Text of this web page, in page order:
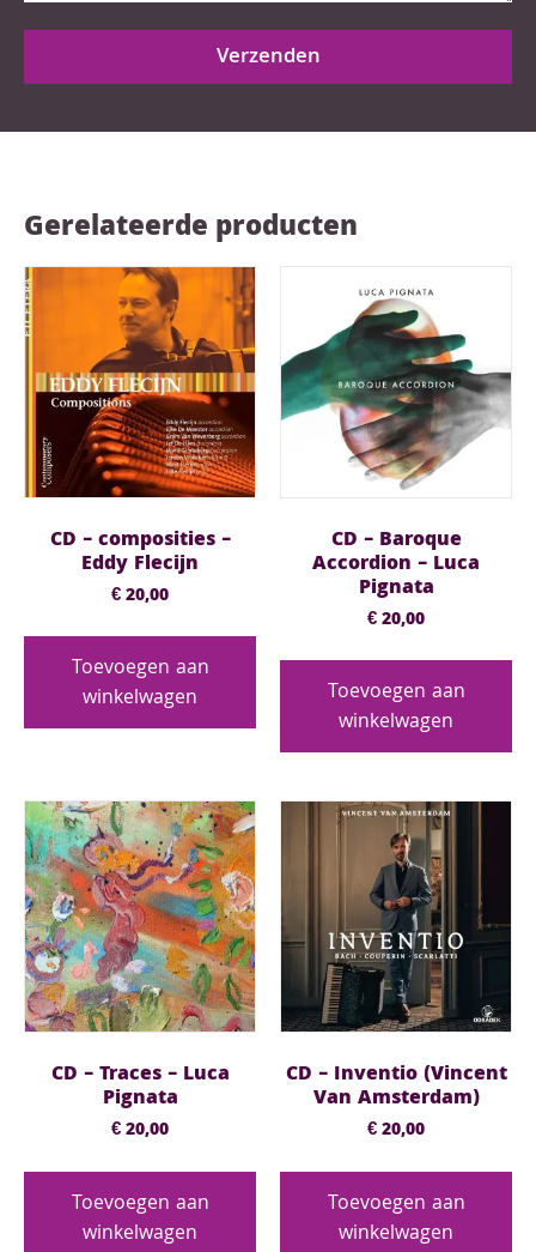
Verzenden
Gerelateerde producten
CD – composities –
Eddy Flecijn
€20,00
Toevoegen aan
winkelwagen
CD – Baroque
Accordion – Luca
Pignata
€20,00
Toevoegen aan
winkelwagen
CD – Traces – Luca
Pignata
€20,00
Toevoegen aan
winkelwagen
CD – Inventio (Vincent
Van Amsterdam)
€20,00
Toevoegen aan
winkelwagen